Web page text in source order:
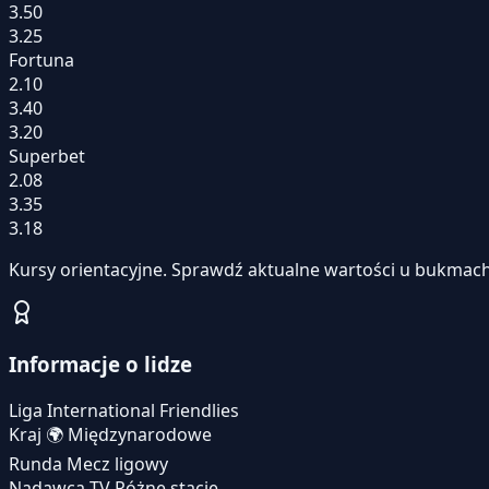
3.50
3.25
Fortuna
2.10
3.40
3.20
Superbet
2.08
3.35
3.18
Kursy orientacyjne. Sprawdź aktualne wartości u
Informacje o lidze
Liga International Friendlies
Kraj 🌍 Międzynarodowe
Runda Mecz ligowy